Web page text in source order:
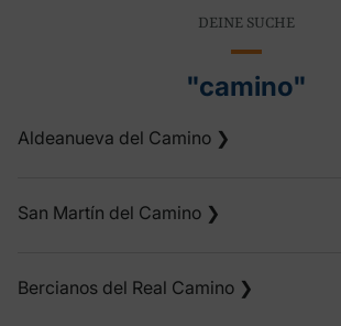
DEINE SUCHE
"camino"
Aldeanueva del Camino ❯
San Martín del Camino ❯
Bercianos del Real Camino ❯